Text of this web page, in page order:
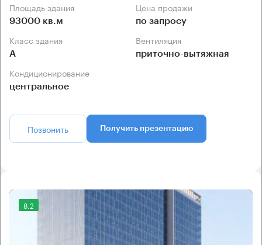
Площадь здания
93000 кв.м
Цена продажи
по запросу
Класс здания
А
Вентиляция
приточно-вытяжная
Кондиционирование
центральное
Позвонить Получить презентацию
8.2